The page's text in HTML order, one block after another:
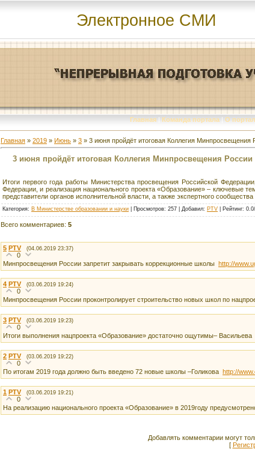
Электронное СМИ
Главная | Команда портала | О
Главная » 2019 » Июнь » 3 » 3 июня пройдёт итоговая Коллегия Минпросвещения
3 июня пройдёт итоговая Коллегия Минпросвещения России
Итоги первого года работы Министерства просвещения Российской
Федерации, и реализация национального проекта «Образование» – ключевые
представители органов исполнительной власти, а также экспертного сообщества
Категория: В Министерстве образовании и науки Просмотров: 257 | Добавил: PTV Рейтинг: 0.0/
Всего комментариев: 5
5 PTV (04.06.2019 23:37)
0
Минпросвещения России запретит закрывать коррекционные школы http://
4 PTV (03.06.2019 19:24)
0
Минпросвещения России проконтролирует строительство новых школ по
3 PTV (03.06.2019 19:23)
0
Итоги выполнения нацпроекта «Образование» достаточно ощутимы– Васильева
2 PTV (03.06.2019 19:22)
0
По итогам 2019 года должно быть введено 72 новые школы –Голикова http://
1 PTV (03.06.2019 19:21)
0
На реализацию национального проекта «Образование» в 2019году
Добавлять комментарии могут
[